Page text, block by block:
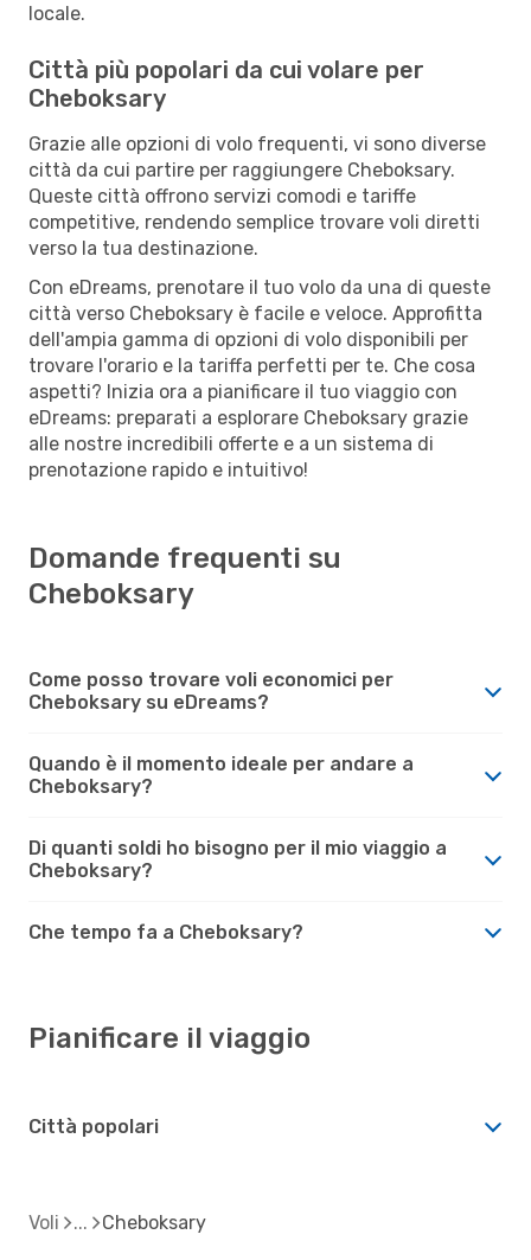
locale.
Città più popolari da cui volare per
Cheboksary
Grazie alle opzioni di volo frequenti, vi sono diverse
città da cui partire per raggiungere Cheboksary.
Queste città offrono servizi comodi e tariffe
competitive, rendendo semplice trovare voli diretti
verso la tua destinazione.
Con eDreams, prenotare il tuo volo da una di queste
città verso Cheboksary è facile e veloce. Approfitta
dell'ampia gamma di opzioni di volo disponibili per
trovare l'orario e la tariffa perfetti per te. Che cosa
aspetti? Inizia ora a pianificare il tuo viaggio con
eDreams: preparati a esplorare Cheboksary grazie
alle nostre incredibili offerte e a un sistema di
prenotazione rapido e intuitivo!
Domande frequenti su
Cheboksary
Come posso trovare voli economici per
Cheboksary su eDreams?
Quando è il momento ideale per andare a
Cheboksary?
Di quanti soldi ho bisogno per il mio viaggio a
Cheboksary?
Che tempo fa a Cheboksary?
Pianificare il viaggio
Città popolari
Voli Cheboksary